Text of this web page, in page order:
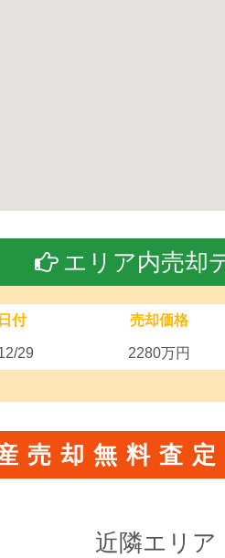
エリア内売却
付 売却価格
29 2280万円
売却無料査
近隣エリア